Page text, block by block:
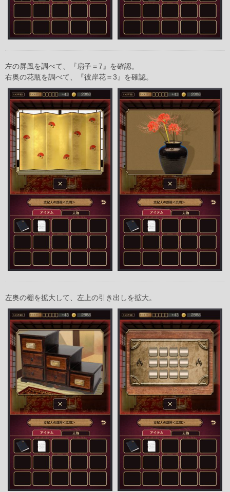
左の屏風を調べて、『扇子＝7』を確認。
右奥の花瓶を調べて、『彼岸花＝3』を確認。
左奥の棚を拡大して、左上の引き出しを拡大。